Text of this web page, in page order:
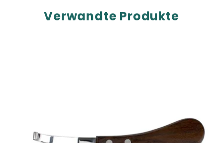
Verwandte Produkte